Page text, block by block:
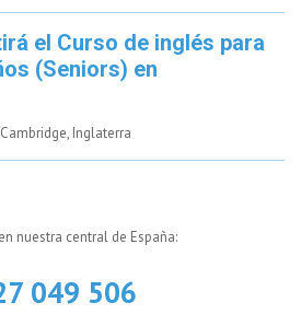
el Curso de inglés para
(Seniors) en
Inglaterra
nuestra central de España:
049 506